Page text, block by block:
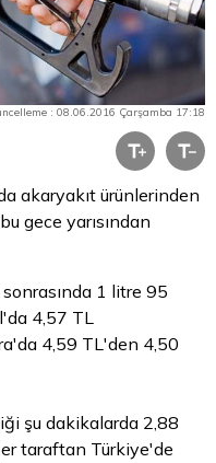
: 08.06.2016 Çarşamba 17:18
akaryakıt ürünlerinden
gece yarısından
1 litre 95
4,57 TL
4,59 TL'den 4,50
şu dakikalarda 2,88
taraftan Türkiye'de